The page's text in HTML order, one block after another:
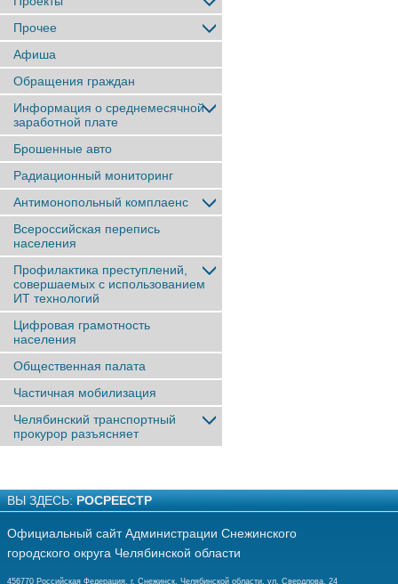
Прочее
Афиша
Обращения граждан
Информация о среднемесячной
заработной плате
Брошенные авто
Радиационный мониторинг
Антимонопольный комплаенс
Всероссийская перепись
населения
Профилактика преступлений,
совершаемых с использованием
ИТ технологий
Цифровая грамотность
населения
Общественная палата
Частичная мобилизация
Челябинский транспортный
прокурор разъясняет
ВЫ ЗДЕСЬ: РОСРЕЕСТР
Официальный сайт Администрации Снежинского
городского округа Челябинской области
456770 Российская Федерация, г. Снежинск, Челябинской области, ул. Свердлова, 24